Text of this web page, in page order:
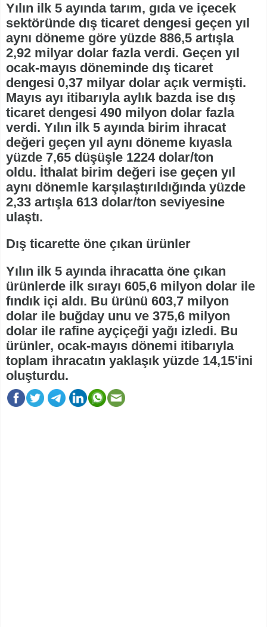
Yılın ilk 5 ayında tarım, gıda ve içecek
sektöründe dış ticaret dengesi geçen yıl
aynı döneme göre yüzde 886,5 artışla
2,92 milyar dolar fazla verdi. Geçen yıl
ocak-mayıs döneminde dış ticaret
dengesi 0,37 milyar dolar açık vermişti.
Mayıs ayı itibarıyla aylık bazda ise dış
ticaret dengesi 490 milyon dolar fazla
verdi. Yılın ilk 5 ayında birim ihracat
değeri geçen yıl aynı döneme kıyasla
yüzde 7,65 düşüşle 1224 dolar/ton
oldu. İthalat birim değeri ise geçen yıl
aynı dönemle karşılaştırıldığında yüzde
2,33 artışla 613 dolar/ton seviyesine
ulaştı.
Dış ticarette öne çıkan ürünler
Yılın ilk 5 ayında ihracatta öne çıkan
ürünlerde ilk sırayı 605,6 milyon dolar ile
fındık içi aldı. Bu ürünü 603,7 milyon
dolar ile buğday unu ve 375,6 milyon
dolar ile rafine ayçiçeği yağı izledi. Bu
ürünler, ocak-mayıs dönemi itibarıyla
toplam ihracatın yaklaşık yüzde 14,15'ini
oluşturdu.